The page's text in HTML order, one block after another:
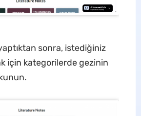
sonra, istediğiniz
için kategorilerde gezinin